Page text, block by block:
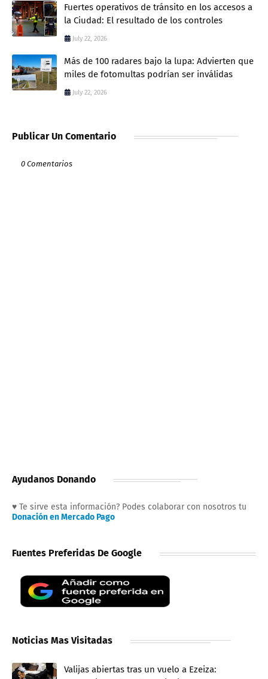
Fuertes operativos de tránsito en los accesos a
la Ciudad: El resultado de los controles
July 22, 2026
Más de 100 radares bajo la lupa: Advierten que
miles de fotomultas podrían ser inválidas
July 22, 2026
Publicar Un Comentario
0 Comentarios
Ayudanos Donando
♥ Te sirve esta información? Podes colaborar con nosotros tu
Donación en Mercado Pago
Fuentes Preferidas De Google
Noticias Mas Visitadas
Valijas abiertas tras un vuelo a Ezeiza: